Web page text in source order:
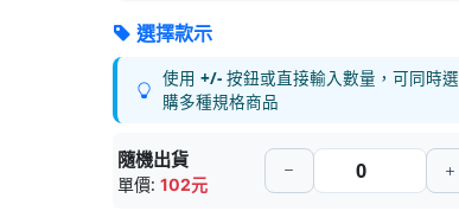
選擇款示
使用+/- 按鈕或直接輸入數量，可同時選
購多種規格商品
隨機出貨
單價:102元